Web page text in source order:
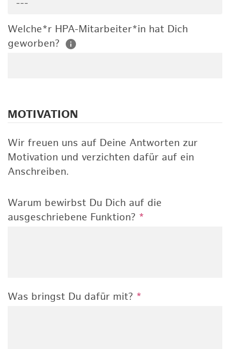
---
Welche*r HPA-Mitarbeiter*in hat Dich
geworben?
MOTIVATION
Wir freuen uns auf Deine Antworten zur
Motivation und verzichten dafür auf ein
Anschreiben.
Warum bewirbst Du Dich auf die
ausgeschriebene Funktion? *
Was bringst Du dafür mit? *